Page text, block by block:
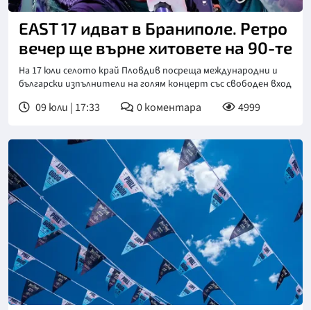
EAST 17 идват в Браниполе. Ретро
вечер ще върне хитовете на 90-те
На 17 юли селото край Пловдив посреща международни и
български изпълнители на голям концерт със свободен вход
09 юли | 17:33 0коментара 4999